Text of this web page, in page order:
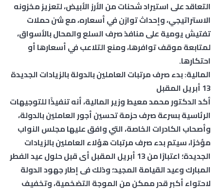
التعاقد على استيراد شحنات من الأرز الأبيض، لتعزيز مخزونه
الاستراتيجي، وإحداث توازن في أسعاره، مع شن حملات
تفتيش يومية على منافذ صرف السلع والمحال بالأسواق،
لمتابعة موقف توافرها، ومنع التلاعب في أسعارها أو
احتكارها.
المالية: بدء صرف مرتبات العاملين بالدولة بالزيادات الجديدة
13 أبريل المقبل
أكد الدكتور محمد معيط وزير المالية، أنه تنفيذًا للتوجيهات
الرئاسية بسرعة صرف حزمة تحسين أجور العاملين بالدولة،
وأصحاب الكادرات الخاصة، التي وافق عليها مجلس النواب
مؤخرًا، سيتم بدء صرف مرتبات هؤلاء العاملين بالزيادات
الجديدة؛ اعتبارًا من 13 أبريل المقبل أى قبل حلول عيد الفطر
المبارك وعيد القيامة المجيد؛ وذلك فى إطار جهود الدولة
لاحتواء أكبر قدر ممكن من الموجة التضخمية، وتخفيف